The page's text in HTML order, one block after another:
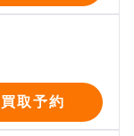
買取予約